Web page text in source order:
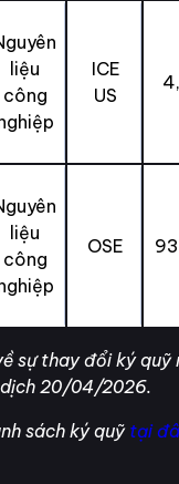
liệu
công
ICE
US
liệu
công
OSE
sự thay đổi ký quỹ
20/04/2026.
sách ký quỹ tại